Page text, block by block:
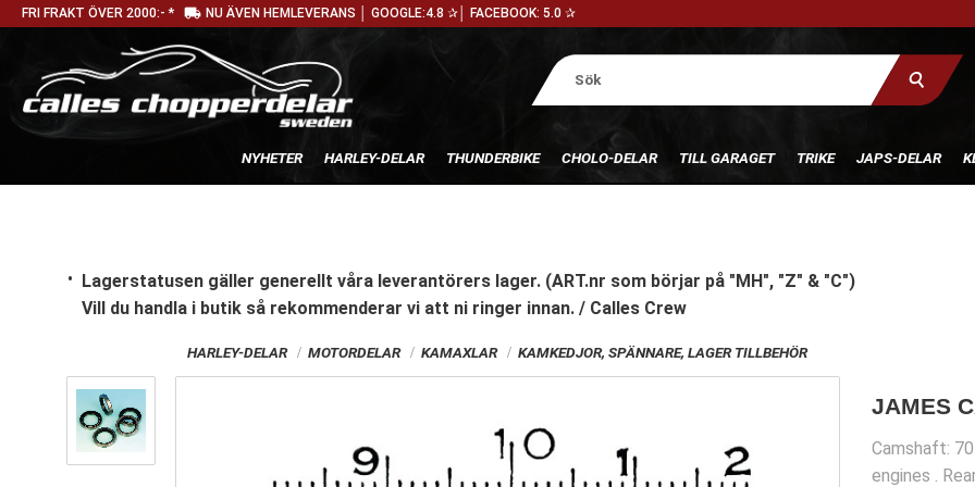
FRI FRAKT ÖVER 2000:- * local_shipping NU ÄVEN HEMLEVERANS │ GOOGLE:4.8 ✰│ FACEBOOK: 5.0 ✰
NYHETER HARLEY-DELAR THUNDERBIKE CHOLO-DELAR TILL GARAGET TRIKE JAPS-DELAR
Lagerstatusen gäller generellt våra leverantörers lager. (ART.nr som börjar på "MH", "Z" & "C")
Vill du handla i butik så rekommenderar vi att ni ringer innan. / Calles Crew
HARLEY-DELAR MOTORDELAR KAMAXLAR KAMKEDJOR, SPÄNNARE, LAGER TILLBEHÖR
JAMES
Camshaft:
engines .